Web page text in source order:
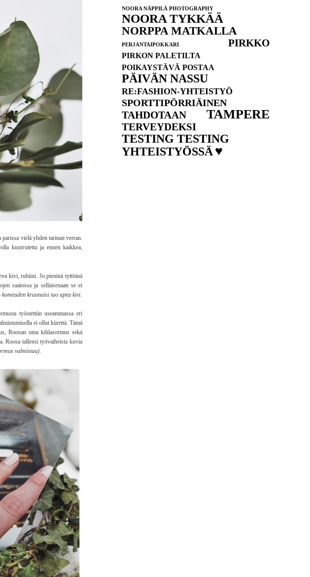
vielä yhden tarinan verran.
kuorrutettu ja ennen kaikkea,
kivi, rubiini. Jo pieninä tyttöinä
saatossa ja sellaisenaan se ei
kruunaisi tuo upea kivi.
työstettiin useammassa eri
ei ollut kiirettä. Tämä
Roosan oma kihlasormus sekä
Roosa tallensi työvaiheista kuvia
valmistuu).
NOORA NÄPPILÄ PHOTOGRAPHY
NOORA TYKKÄÄ
NORPPA MATKALLA
PERJANTAIPOKKARI PIRKKO
PIRKON PALETILTA
POIKAYSTÄVÄ POSTAA
PÄIVÄN NASSU
RE:FASHION-YHTEISTYÖ
SPORTTIPÖRRIÄINEN
TAHDOTAAN TAMPERE
TERVEYDEKSI
TESTING TESTING
YHTEISTYÖSSÄ♥